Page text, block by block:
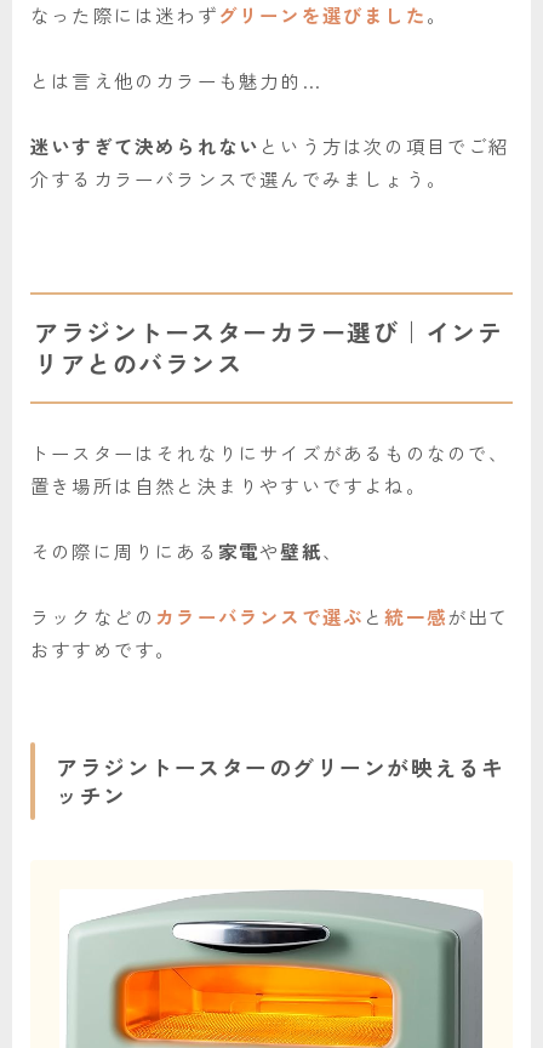
なった際には迷わずグリーンを選びました。
とは言え他のカラーも魅力的…
迷いすぎて決められない という方は次の項目でご紹
介するカラーバランスで選んでみましょう。
アラジントースターカラー選び｜インテ
リアとのバランス
トースターはそれなりにサイズがあるものなので、
置き場所は自然と決まりやすいですよね。
その際に周りにある 家電や壁紙、
ラックなどの カラーバランスで選ぶ と統一感が出て
おすすめです。
アラジントースターのグリーンが映えるキ
ッチン